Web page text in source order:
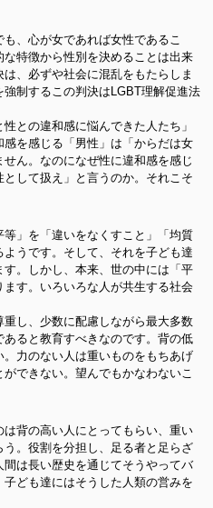
、心が女であれば女性であるこ
特徴から性別を決めることは出来
、必ずや社会に混乱をもたらしま
制するこの判決はLGBT理解促進法
との違和感に悩んできた人たち」
を感じる「男性」は「からだは女
ん。なのになぜ性に違和感を感じ
して扱え」と言うのか。それこそ
等」を「違いをなくすこと」「均質
うです。そして、それを子ども達
。しかし、本来、世の中には「平
す。いろいろな人が共生する社会
し、少数に配慮しながら最大多数
ると教育すべきなのです。 背の低
力のない人は重いものをもちあげ
できない。望んでもかなわないこ
背の高い人にとってもらい、重い
。役割を分担し、足る者と足らざ
は長い歴史を通じてそうやってバ
ども達にはそうした人類の営みを